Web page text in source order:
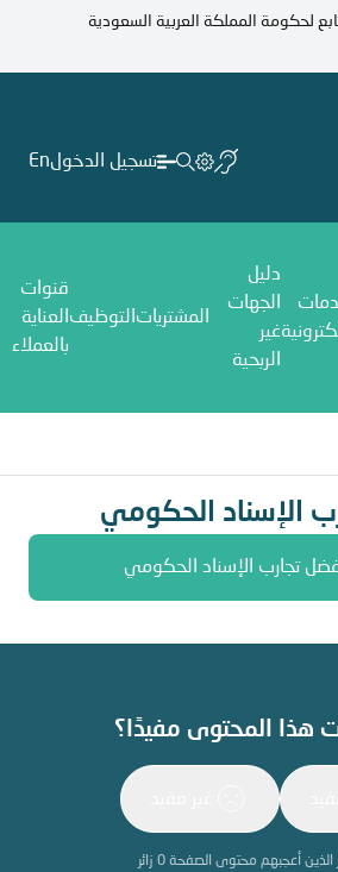
المملكة العربية السعودية
تسجيل الدخولEn
دليل
الجهات
غير
الربحية
المشتريات التوظيف
قنوات
العناية
بالعملاء
الحكومي
الإسناد الحكومي
تجارب الإسناد الحكومي
هذا المحتوى مفيدًا؟
الذين أعجبهم محتوى الصفحة0 زائر